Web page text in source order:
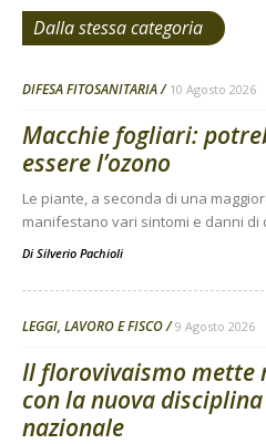
Dalla stessa categoria
DIFESA FITOSANITARIA 10 Agosto 2026
Macchie fogliari:
essere l’ozono
Le piante, a seconda di una
manifestano vari sintomi e danni di
Di Silverio Pachioli
LEGGI, LAVORO E FISCO 9 Agosto 2026
Il florovivaismo mette
con la nuova disciplina
nazionale